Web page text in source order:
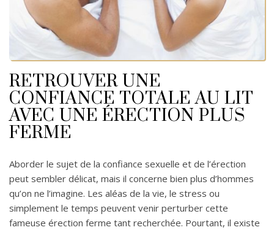
RETROUVER UNE
CONFIANCE TOTALE AU LIT
AVEC UNE ÉRECTION PLUS
FERME
Aborder le sujet de la confiance sexuelle et de l’érection
peut sembler délicat, mais il concerne bien plus d’hommes
qu’on ne l’imagine. Les aléas de la vie, le stress ou
simplement le temps peuvent venir perturber cette
fameuse érection ferme tant recherchée. Pourtant, il existe